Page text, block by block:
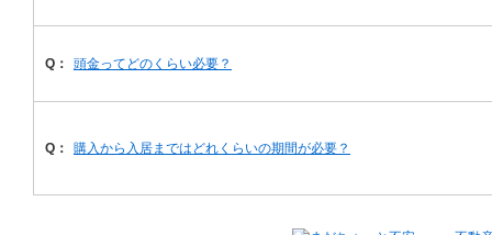
Q： 頭金ってどのくらい必要？
Q： 購入から入居まではどれくらいの期間が必要？